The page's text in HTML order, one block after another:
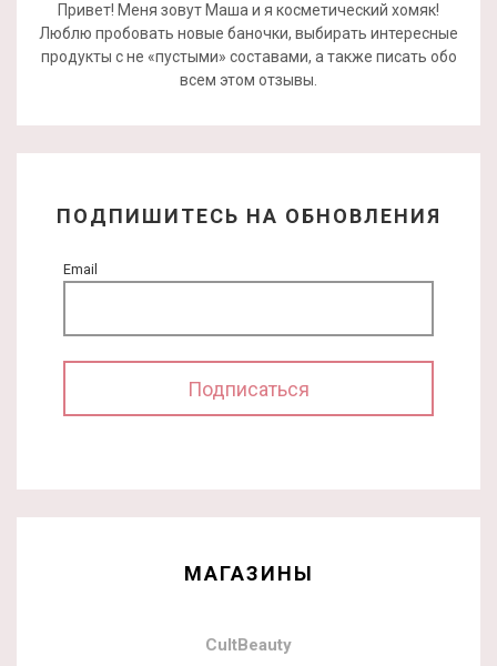
Привет! Меня зовут Маша и я косметический хомяк!
Люблю пробовать новые баночки, выбирать интересные
продукты с не «пустыми» составами, а также писать обо
всем этом отзывы.
ПОДПИШИТЕСЬ НА ОБНОВЛЕНИЯ
Email
МАГАЗИНЫ
CultBeauty